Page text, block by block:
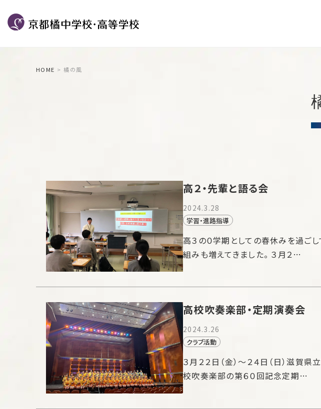
HOME 橘の風
高２・先輩と語る会
2024.3.28
学習・進路指導
高３の０学期としての春休みを過ご
組みも増えてきました。 ３月２…
高校吹奏楽部・定期演奏会
2024.3.26
クラブ活動
３月２２日（金）～２４日（日）滋
校吹奏楽部の第６０回記念定期…